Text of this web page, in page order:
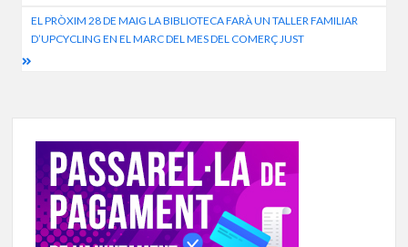
EL PRÒXIM 28 DE MAIG LA BIBLIOTECA FARÀ UN TALLER FAMILIAR
D’UPCYCLING EN EL MARC DEL MES DEL COMERÇ JUST